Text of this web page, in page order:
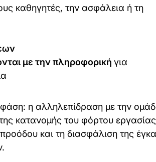
καθηγητές, την ασφάλεια ή τη
με την πληροφορική για
φάση: η αλληλεπίδραση με την
κατανομής του φόρτου
και τη διασφάλιση της